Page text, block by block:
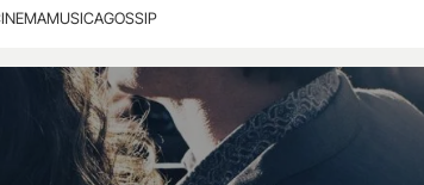
MUSICAGOSSIP